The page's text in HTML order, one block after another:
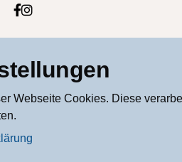
Webseite Cookies. Diese
